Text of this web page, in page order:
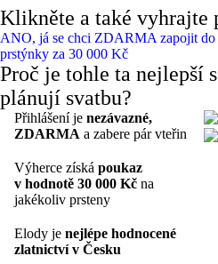
Klikněte a také vyhrajte
ANO, já se chci ZDARMA zapojit do
prstýnky za 30 000 Kč
Proč je tohle ta nejlepší
plánují svatbu?
Přihlášení je nezávazné,
ZDARMA a zabere pár vteřin
Výherce získá poukaz
v hodnotě 30 000 Kč na
jakékoliv prsteny
Elody je nejlépe hodnocené
zlatnictví v Česku